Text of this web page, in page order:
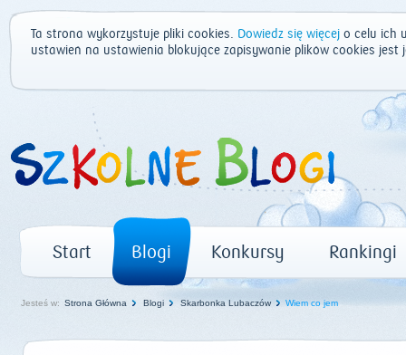
Ta strona wykorzystuje pliki cookies. Dowiedz się więcej o celu ich
ustawień na ustawienia blokujące zapisywanie plików cookies
Start Blogi Konkursy Rankingi
Jesteś w: Strona Główna Blogi Skarbonka Lubaczów Wiem co jem